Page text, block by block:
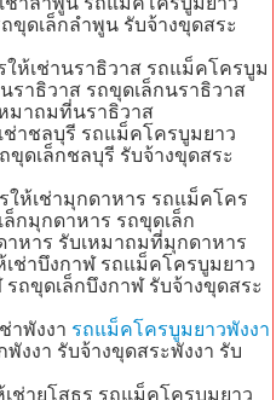
ขุดเล็กลำพูน รับจ้างขุดสระ
ห้เช่านราธิวาส รถแม็คโครบูม
ราธิวาส รถขุดเล็กนราธิวาส
มาถมที่นราธิวาส
าชลบุรี รถแม็คโครบูมยาว
ดเล็กชลบุรี รับจ้างขุดสระ
ห้เช่ามุกดาหาร รถแม็คโคร
กมุกดาหาร รถขุดเล็ก
หาร รับเหมาถมที่มุกดาหาร
ช่าบึงกาฬ รถแม็คโครบูมยาว
ถขุดเล็กบึงกาฬ รับจ้างขุดสระ
าพังงา รถแม็คโครบูมยาวพังงา
งงา รับจ้างขุดสระพังงา รับ
ช่ายโสธร รถแม็คโครบูมยาว